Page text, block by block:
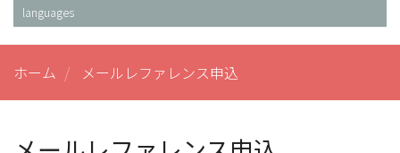
languages
ホーム メールレファレンス申込